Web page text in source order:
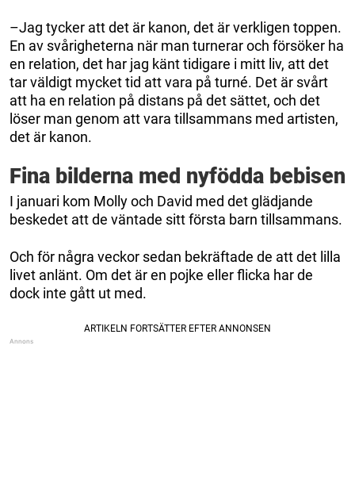
–Jag tycker att det är kanon, det är verkligen toppen.
En av svårigheterna när man turnerar och försöker ha
en relation, det har jag känt tidigare i mitt liv, att det
tar väldigt mycket tid att vara på turné. Det är svårt
att ha en relation på distans på det sättet, och det
löser man genom att vara tillsammans med artisten,
det är kanon.
Fina bilderna med nyfödda bebisen
I januari kom Molly och David med det glädjande
beskedet att de väntade sitt första barn tillsammans.
Och för några veckor sedan bekräftade de att det lilla
livet anlänt. Om det är en pojke eller flicka har de
dock inte gått ut med.